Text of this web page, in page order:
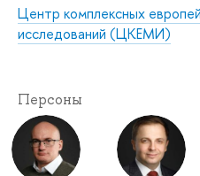
Центр комплексных
исследований (ЦКЕМИ)
Персоны